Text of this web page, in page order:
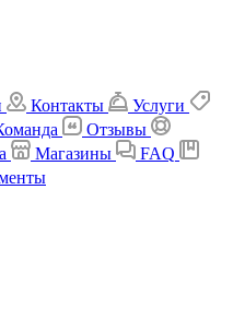
Контакты
Услуги
Отзывы
Магазины
FAQ